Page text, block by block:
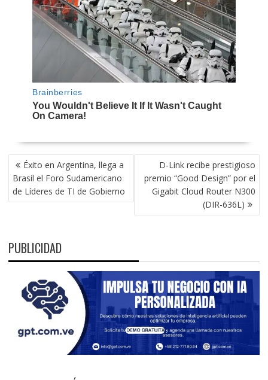
NAVEGACIÓN
DE
ENTRADAS
Éxito en Argentina, llega a
Brasil el Foro Sudamericano
de Líderes de TI de Gobierno
D-Link recibe prestigioso
premio “Good Design” por el
Gigabit Cloud Router N300
(DIR-636L)
PUBLICIDAD